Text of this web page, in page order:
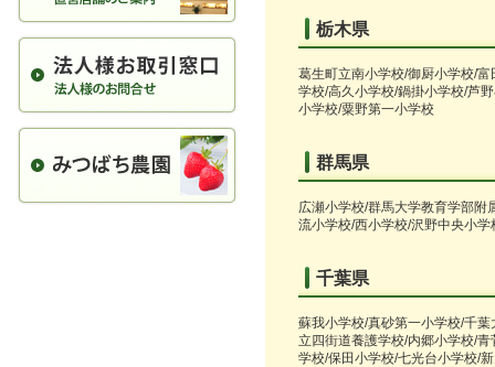
栃木県
葛生町立南小学校/御厨小学校/
学校/高久小学校/鍋掛小学校/芦
小学校/粟野第一小学校
群馬県
広瀬小学校/群馬大学教育学部附
流小学校/西小学校/沢野中央小
千葉県
蘇我小学校/真砂第一小学校/千
立四街道養護学校/内郷小学校/
学校/保田小学校/七光台小学校/